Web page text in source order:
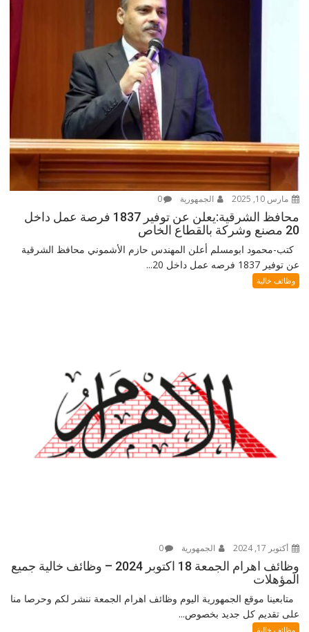
مارس 10, 2025 الجمهورية 0
محافظ الشرقية:يعلن عن توفير 1837 فرصة عمل داخل
20 مصنع وشركة بالقطاع الخاص
كتب-محمود ابومسلم أعلن المهندس حازم الأشموني محافظ الشرقية
عن توفير 1837 فرصه عمل داخل 20...
وظائف خالية
أكتوبر 17, 2024 الجمهورية 0
وظائف اهرام الجمعة 18 اكتوبر 2024 – وظائف خالية جميع
المؤهلات
متابعينا موقع الجمهورية اليوم وظائف اهرام الجمعة ننشر لكم وحرصا منا
على تقديم كل جديد بخصوص...
وظائف خالية